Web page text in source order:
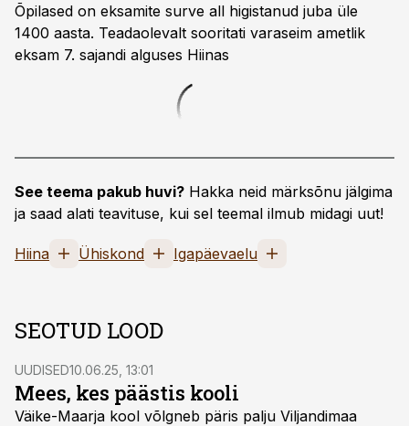
Õpilased on eksamite surve all higistanud juba üle
1400 aasta. Teadaolevalt sooritati varaseim ametlik
eksam 7. sajandi alguses Hiinas
See teema pakub huvi? Hakka neid märksõnu jälgima
ja saad alati teavituse, kui sel teemal ilmub midagi uut!
Hiina Ühiskond Igapäevaelu
SEOTUD LOOD
UUDISED10.06.25, 13:01
Mees, kes päästis kooli
Väike-Maarja kool võlgneb päris palju Viljandimaa